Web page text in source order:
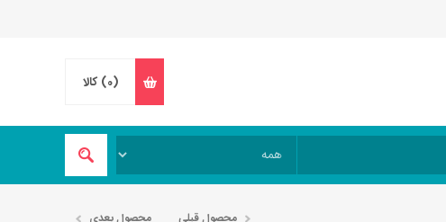
(0) کالا
محصول قبلی محصول بعدی